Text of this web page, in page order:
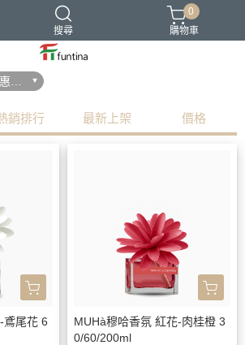
搜尋
0
購物車
中
銷排行 最新上架 價格
鳶尾花 6
MUHà穆哈香氛 紅花-肉桂橙 3
0/60/200ml